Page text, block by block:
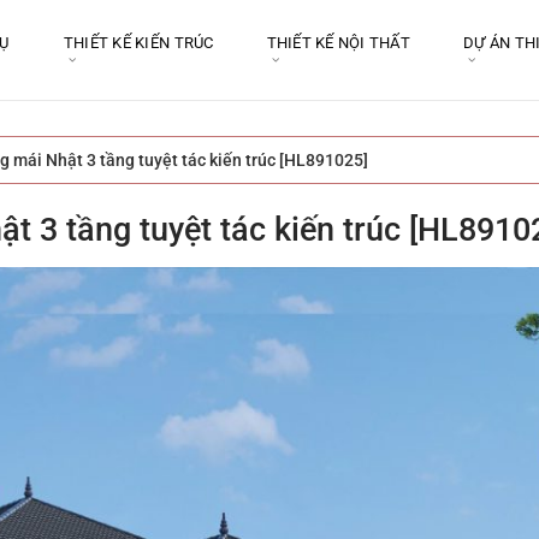
THIẾT KẾ KIẾN TRÚC THIẾT KẾ NỘI THẤT DỰ ÁN
mái Nhật 3 tầng tuyệt tác kiến trúc [HL891025]
3 tầng tuyệt tác kiến trúc